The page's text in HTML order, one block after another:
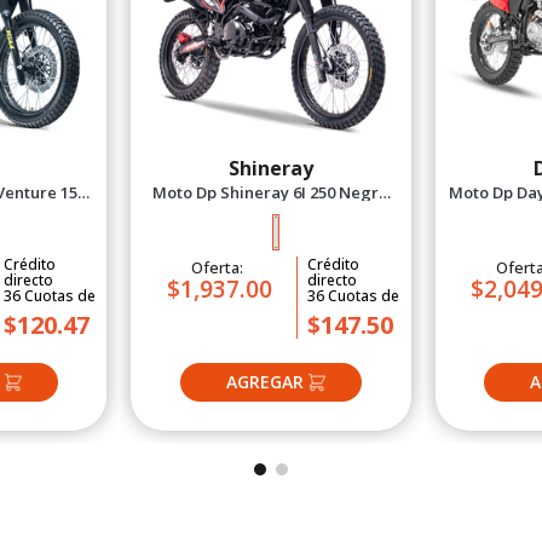
150X
Crédito
directo
36Cuotas de
$120.47
Shineray
Moto Dp Shineray 6I 250 Negro
Oferta:
$1,937.00
Crédito
directo
36Cuotas de
$147.50
Moto Dp